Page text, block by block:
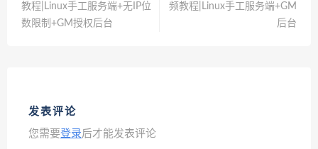
教程|Linux手工服务端+无IP位
数限制+GM授权后台
频教程|Linux手工服务端+GM
后台
发表评论
您需要登录后才能发表评论